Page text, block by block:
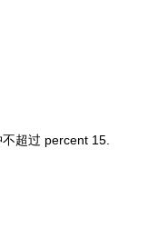
超过 percent 15.